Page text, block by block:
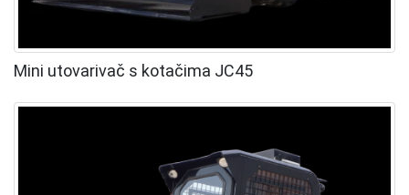
Mini utovarivač s kotačima JC45